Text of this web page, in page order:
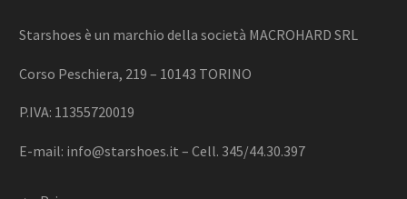
Starshoes è un marchio della società MACROHARD SRL
Corso Peschiera, 219 – 10143 TORINO
P.IVA: 11355720019
E-mail: info@starshoes.it – Cell. 345/44.30.397